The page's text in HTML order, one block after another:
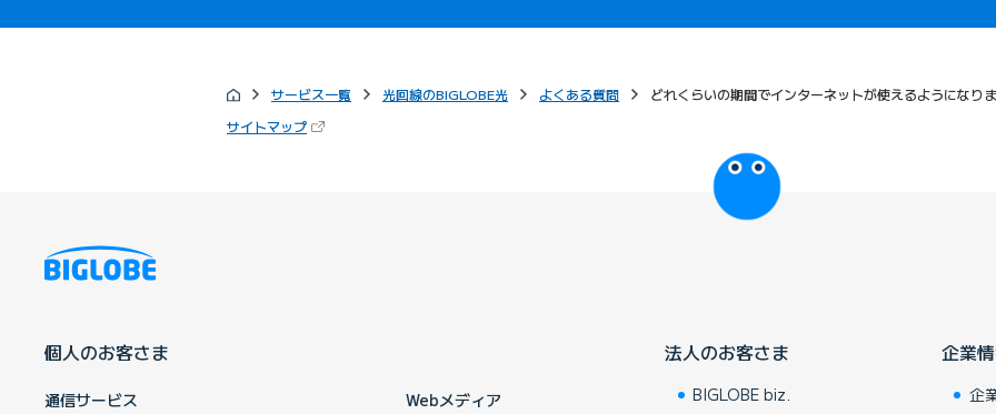
サービス一覧 光回線のBIGLOBE光 よくある質問
どれくらいの期間でインターネットが使えるようになり
サイトマップ（新しいタブで開きます）
びっぷるのページ
個人のお客さま
通信サービス
Webメディア
法人のお客さま
BIGLOBE biz.
企業
企